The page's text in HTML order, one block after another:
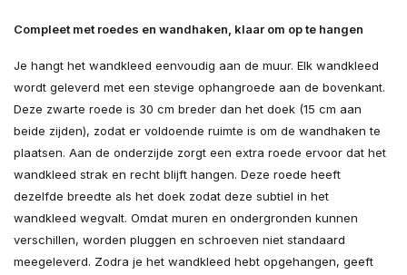
Compleet met roedes en wandhaken, klaar om op te hangen
Je hangt het wandkleed eenvoudig aan de muur. Elk wandkleed
wordt geleverd met een stevige ophangroede aan de bovenkant.
Deze zwarte roede is 30 cm breder dan het doek (15 cm aan
beide zijden), zodat er voldoende ruimte is om de wandhaken te
plaatsen. Aan de onderzijde zorgt een extra roede ervoor dat het
wandkleed strak en recht blijft hangen. Deze roede heeft
dezelfde breedte als het doek zodat deze subtiel in het
wandkleed wegvalt. Omdat muren en ondergronden kunnen
verschillen, worden pluggen en schroeven niet standaard
meegeleverd. Zodra je het wandkleed hebt opgehangen, geeft